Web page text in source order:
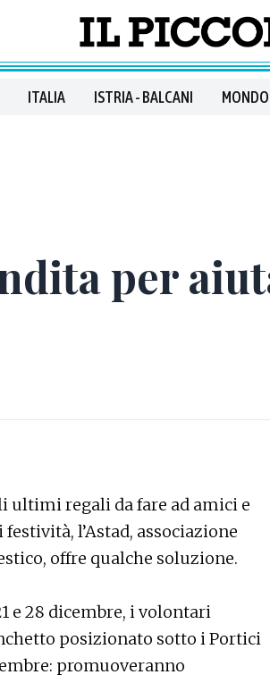
ITALIA ISTRIA - BALCANI MONDO
per
ultimi regali da fare ad amici e
l’Astad, associazione
offre qualche soluzione.
e 28 dicembre, i volontari
posizionato sotto i Portici
promuoveranno